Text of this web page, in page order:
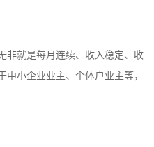
非就是每月连续、收入稳定、收
小企业业主、个体户业主等，